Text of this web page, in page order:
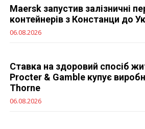
Maersk запустив залізничні
контейнерів з Констанци до
06.08.2026
Ставка на здоровий спосіб
Procter & Gamble купує
Thorne
06.08.2026